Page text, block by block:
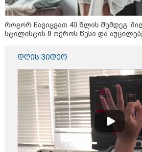
მიწოდება,
პროკურორი
კატეგორიის ყველა სიახლე
როგორ ჩავიცვათ 40 წლის შემდეგ:
სტილისტის 8 ოქროს წესი და
დღის ვიდეო